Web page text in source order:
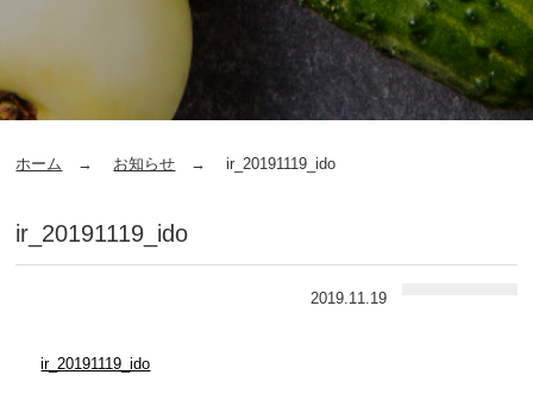
ホーム お知らせ ir_20191119_ido
ir_20191119_ido
2019.11.19
ir_20191119_ido